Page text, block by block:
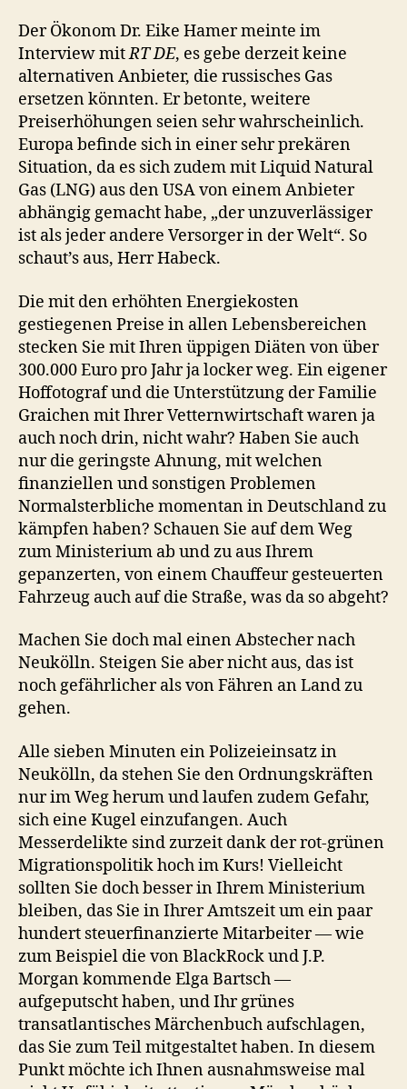
Der Ökonom Dr. Eike Hamer meinte im
Interview mitRT DE, es gebe derzeit keine
alternativen Anbieter, die russisches Gas
ersetzen könnten. Er betonte, weitere
Preiserhöhungen seien sehr wahrscheinlich.
Europa befinde sich in einer sehr prekären
Situation, da es sich zudem mit Liquid Natural
Gas (LNG) aus den USA von einem Anbieter
abhängig gemacht habe, „der unzuverlässiger
ist als jeder andere Versorger in der Welt“. So
schaut’s aus, Herr Habeck.
Die mit den erhöhten Energiekosten
gestiegenen Preise in allen Lebensbereichen
stecken Sie mit Ihren üppigen Diäten von über
300.000 Euro pro Jahr ja locker weg. Ein eigener
Hoffotograf und die Unterstützung der Familie
Graichen mit Ihrer Vetternwirtschaft waren ja
auch noch drin, nicht wahr? Haben Sie auch
nur die geringste Ahnung, mit welchen
finanziellen und sonstigen Problemen
Normalsterbliche momentan in Deutschland zu
kämpfen haben? Schauen Sie auf dem Weg
zum Ministerium ab und zu aus Ihrem
gepanzerten, von einem Chauffeur gesteuerten
Fahrzeug auch auf die Straße, was da so abgeht?
Machen Sie doch mal einen Abstecher nach
Neukölln. Steigen Sie aber nicht aus, das ist
noch gefährlicher als von Fähren an Land zu
gehen.
Alle sieben Minuten ein Polizeieinsatz in
Neukölln, da stehen Sie den Ordnungskräften
nur im Weg herum und laufen zudem Gefahr,
sich eine Kugel einzufangen. Auch
Messerdelikte sind zurzeit dank der rot-grünen
Migrationspolitik hoch im Kurs! Vielleicht
sollten Sie doch besser in Ihrem Ministerium
bleiben, das Sie in Ihrer Amtszeit um ein paar
hundert steuerfinanzierte Mitarbeiter — wie
zum Beispiel die von BlackRock und J.P.
Morgan kommende Elga Bartsch —
aufgeputscht haben, und Ihr grünes
transatlantisches Märchenbuch aufschlagen,
das Sie zum Teil mitgestaltet haben. In diesem
Punkt möchte ich Ihnen ausnahmsweise mal